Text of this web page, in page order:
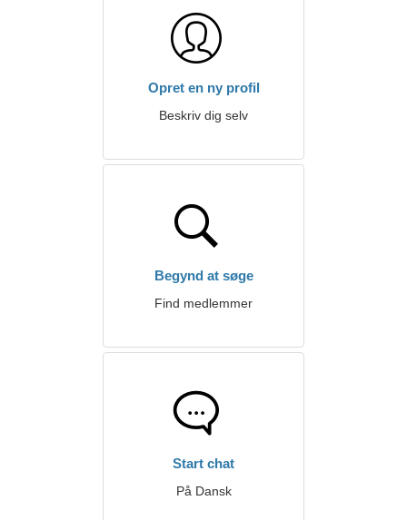
Opret en ny profil
Beskriv dig selv
Begynd at søge
Find medlemmer
Start chat
På Dansk